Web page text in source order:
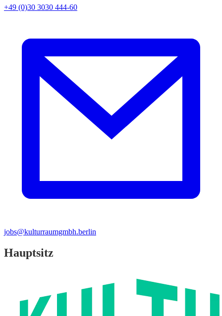
+49 (0)30 3030 444-60
jobs@kulturraumgmbh.berlin
Hauptsitz